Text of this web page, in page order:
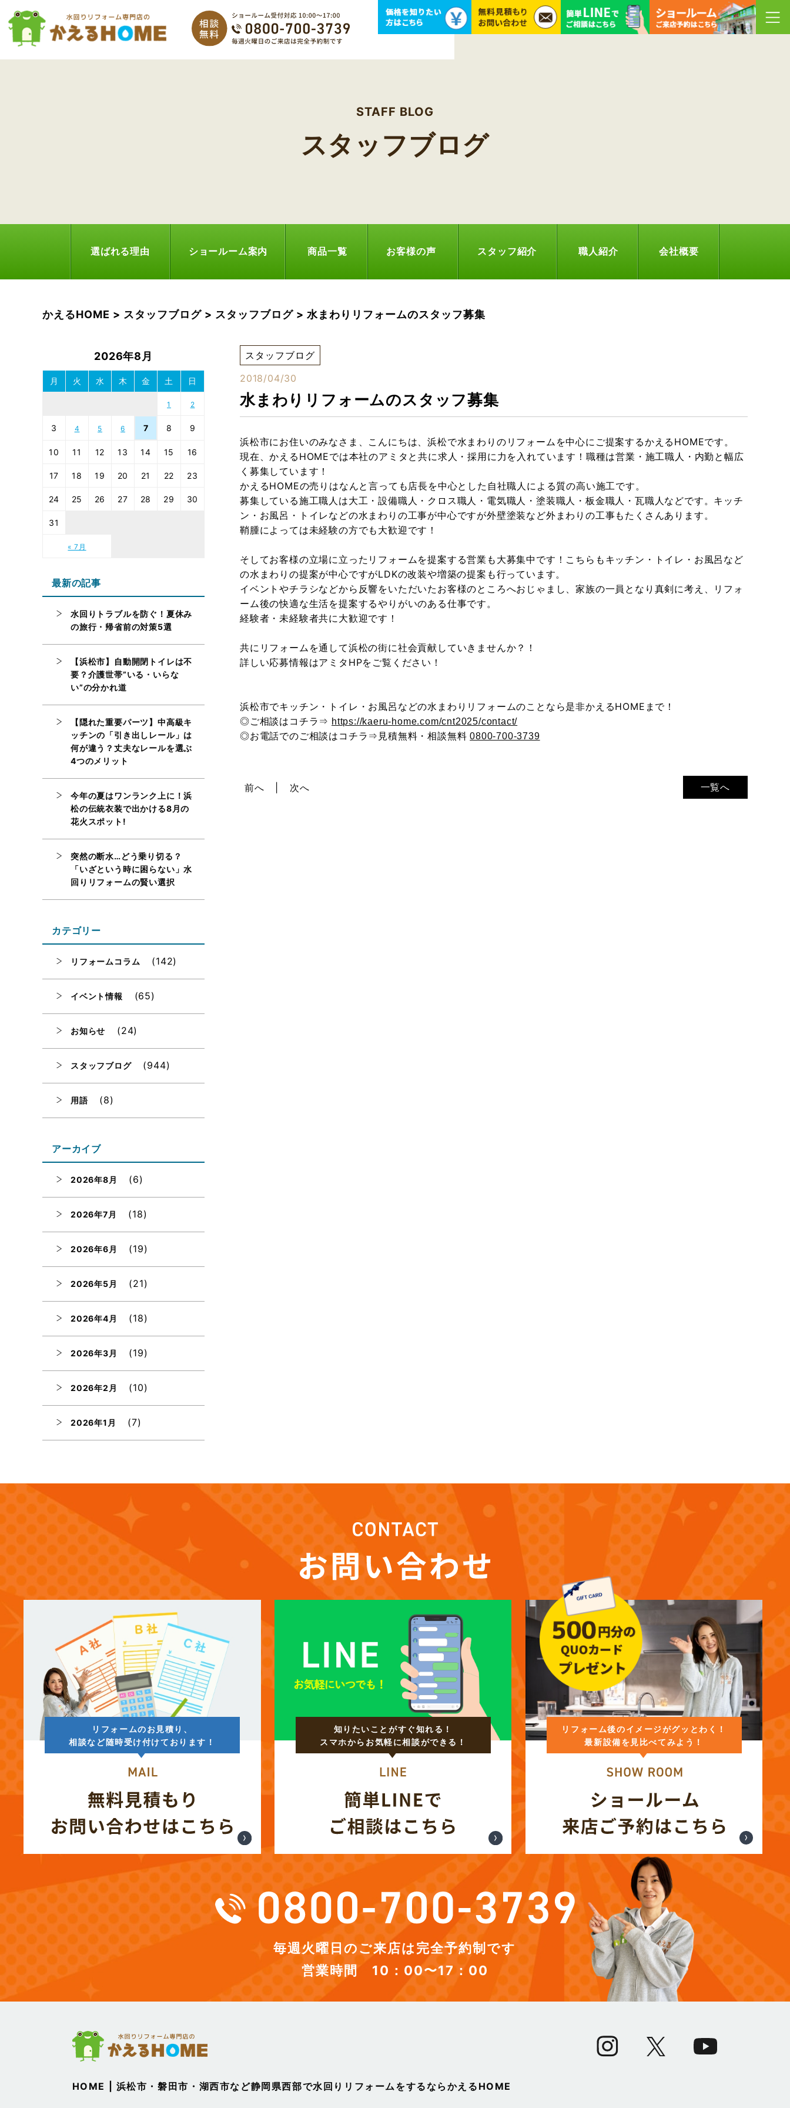
STAFF BLOG
スタッフブログ
選ばれる理由 ショールーム案内 商品一覧 お客様の声 スタッフ紹介 職人紹介 会社概要
かえるHOME > スタッフブログ > スタッフブログ > 水まわりリフォームのスタッフ募集
スタッフブログ
2018/04/30
水まわりリフォームのスタッフ募集
浜松市にお住いのみなさま、こんにちは、浜松で水まわりのリフォームを中心にご提案するかえるHOMEです。
現在、かえるHOMEでは本社のアミタと共に求人・採用に力を入れています！職種は営業・施工職人・内勤と幅広
く募集しています！
かえるHOMEの売りはなんと言っても店長を中心とした自社職人による質の高い施工です。
募集している施工職人は大工・設備職人・クロス職人・電気職人・塗装職人・板金職人・瓦職人などです。キッチ
ン・お風呂・トイレなどの水まわりの工事が中心ですが外壁塗装など外まわりの工事もたくさんあります。
鞘腫によっては未経験の方でも大歓迎です！
そしてお客様の立場に立ったリフォームを提案する営業も大募集中です！こちらもキッチン・トイレ・お風呂など
の水まわりの提案が中心ですがLDKの改装や増築の提案も行っています。
イベントやチラシなどから反響をいただいたお客様のところへおじゃまし、家族の一員となり真剣に考え、リフォ
ーム後の快適な生活を提案するやりがいのある仕事です。
経験者・未経験者共に大歓迎です！
共にリフォームを通して浜松の街に社会貢献していきませんか？！
詳しい応募情報はアミタHPをご覧ください！
浜松市でキッチン・トイレ・お風呂などの水まわりリフォームのことなら是非かえるHOMEまで！
◎ご相談はコチラ⇒ https://kaeru-home.com/cnt2025/contact/
◎お電話でのご相談はコチラ⇒見積無料・相談無料0800-700-3739
一覧へ
前へ 次へ
2026年8月
月 火 水 木 金 土 日
« 7月
1 2
3 4 5 6 7 8 9
10 11 12 13 14 15 16
17 18 19 20 21 22 23
24 25 26 27 28 29 30
31
最新の記事
水回りトラブルを防ぐ！夏休み
の旅行・帰省前の対策5選
【浜松市】自動開閉トイレは不
要？介護世帯”いる・いらな
い”の分かれ道
【隠れた重要パーツ】中高級キ
ッチンの「引き出しレール」は
何が違う？丈夫なレールを選ぶ
4つのメリット
今年の夏はワンランク上に！浜
松の伝統衣装で出かける8月の
花火スポット!
突然の断水…どう乗り切る？
「いざという時に困らない」水
回りリフォームの賢い選択
カテゴリー
リフォームコラム (142)
イベント情報 (65)
お知らせ (24)
スタッフブログ (944)
用語 (8)
アーカイブ
2026年8月 (6)
2026年7月 (18)
2026年6月 (19)
2026年5月 (21)
2026年4月 (18)
2026年3月 (19)
2026年2月 (10)
2026年1月 (7)
2025年10月 (12)
2025年8月 (13)
2025年7月 (14)
2025年6月 (12)
2025年5月 (12)
2025年4月 (13)
(12)
2025年2月 (13)
2024年12月 (12)
2024年10月 (15)
2024年7月 (17)
2024年6月 (14)
リフォームのお見積り、
相談など随時受け付けております！
知りたいことがすぐ知れる！
スマホからお気軽に相談ができる！
リフォーム後のイメージがグッとわく！
最新設備を見比べてみよう！
毎週火曜日のご来店は完全予約制です
営業時間 10：00〜17：00
HOME | 浜松市・磐田市・湖西市など静岡県西部で水回りリフォームをするならかえるHOME